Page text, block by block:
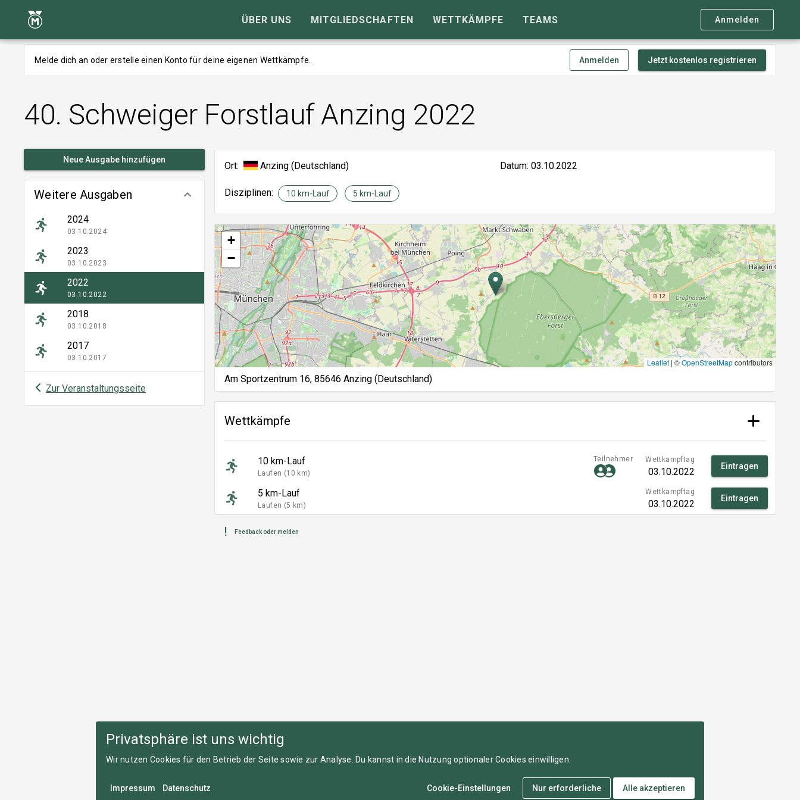
ÜBER UNS MITGLIEDSCHAFTEN WETTKÄMPFE TEAMS Anmelden
Melde dich an oder erstelle einen Konto für deine eigenen Wettkämpfe. Anmelden Jetzt kostenlos registrieren
40. Schweiger Forstlauf Anzing 2022
Neue Ausgabe hinzufügen
Weitere Ausgaben keyboard_arrow_down
2024
03.10.2024
2023
03.10.2023
2022
03.10.2022
2018
03.10.2018
2017
03.10.2017
Zur Veranstaltungsseite
Ort: Anzing (Deutschland) Datum: 03.10.2022
Disziplinen: 10 km-Lauf 5 km-Lauf
+
−
Leaflet | ©OpenStreetMapcontributors
Am Sportzentrum 16, 85646 Anzing (Deutschland)
Wettkämpfe
10 km-Lauf
Laufen (10 km)
Teilnehmer Wettkampftag
03.10.2022 Eintragen
5 km-Lauf
Laufen (5 km)
Wettkampftag
03.10.2022 Eintragen
Feedback oder melden
Privatsphäre ist uns wichtig
Wir nutzen Cookies für den Betrieb der Seite sowie zur Analyse. Du kannst in die Nutzung optionaler Cookies einwilligen.
Impressum Datenschutz Cookie-Einstellungen Nur erforderliche Alle akzeptieren